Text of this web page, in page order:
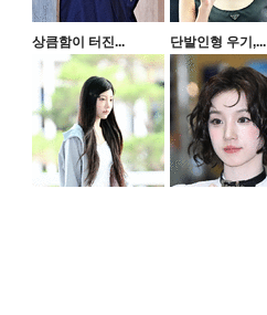
상큼함이 터진... 단발인형 우기,...